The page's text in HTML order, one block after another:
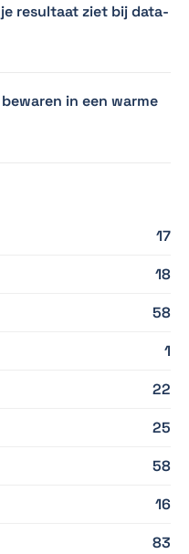
resultaat ziet bij data-
in een warme
17
18
58
1
22
25
58
16
83